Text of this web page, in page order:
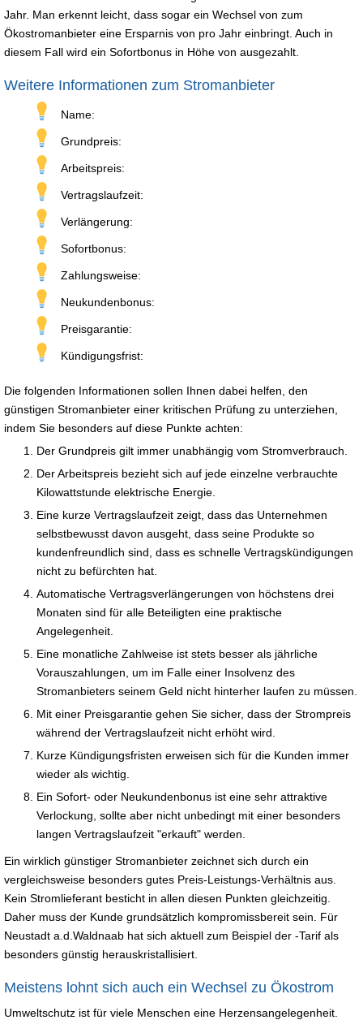
Jahr. Man erkennt leicht, dass sogar ein Wechsel von zum
Ökostromanbieter eine Ersparnis von pro Jahr einbringt. Auch in
diesem Fall wird ein Sofortbonus in Höhe von ausgezahlt.
Weitere Informationen zum Stromanbieter
Name:
Grundpreis:
Arbeitspreis:
Vertragslaufzeit:
Verlängerung:
Sofortbonus:
Zahlungsweise:
Neukundenbonus:
Preisgarantie:
Kündigungsfrist:
Die folgenden Informationen sollen Ihnen dabei helfen, den
günstigen Stromanbieter einer kritischen Prüfung zu unterziehen,
indem Sie besonders auf diese Punkte achten:
Der Grundpreis gilt immer unabhängig vom Stromverbrauch.
Der Arbeitspreis bezieht sich auf jede einzelne verbrauchte
Kilowattstunde elektrische Energie.
Eine kurze Vertragslaufzeit zeigt, dass das Unternehmen
selbstbewusst davon ausgeht, dass seine Produkte so
kundenfreundlich sind, dass es schnelle Vertragskündigungen
nicht zu befürchten hat.
Automatische Vertragsverlängerungen von höchstens drei
Monaten sind für alle Beteiligten eine praktische
Angelegenheit.
Eine monatliche Zahlweise ist stets besser als jährliche
Vorauszahlungen, um im Falle einer Insolvenz des
Stromanbieters seinem Geld nicht hinterher laufen zu müssen.
Mit einer Preisgarantie gehen Sie sicher, dass der Strompreis
während der Vertragslaufzeit nicht erhöht wird.
Kurze Kündigungsfristen erweisen sich für die Kunden immer
wieder als wichtig.
Ein Sofort- oder Neukundenbonus ist eine sehr attraktive
Verlockung, sollte aber nicht unbedingt mit einer besonders
langen Vertragslaufzeit "erkauft" werden.
Ein wirklich günstiger Stromanbieter zeichnet sich durch ein
vergleichsweise besonders gutes Preis-Leistungs-Verhältnis aus.
Kein Stromlieferant besticht in allen diesen Punkten gleichzeitig.
Daher muss der Kunde grundsätzlich kompromissbereit sein. Für
Neustadt a.d.Waldnaab hat sich aktuell zum Beispiel der -Tarif als
besonders günstig herauskristallisiert.
Meistens lohnt sich auch ein Wechsel zu Ökostrom
Umweltschutz ist für viele Menschen eine Herzensangelegenheit.